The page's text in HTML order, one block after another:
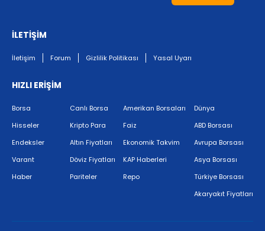
İLETİŞİM
İletişim Forum Gizlilik Politikası Yasal Uyarı
HIZLI ERİŞİM
Borsa
Hisseler
Endeksler
Varant
Haber
Canlı Borsa
Kripto Para
Altın Fiyatları
Döviz Fiyatları
Pariteler
Amerikan Borsaları
Faiz
Ekonomik Takvim
KAP Haberleri
Repo
Dünya
ABD Borsası
Avrupa Borsası
Asya Borsası
Türkiye Borsası
Akaryakıt Fiyatları